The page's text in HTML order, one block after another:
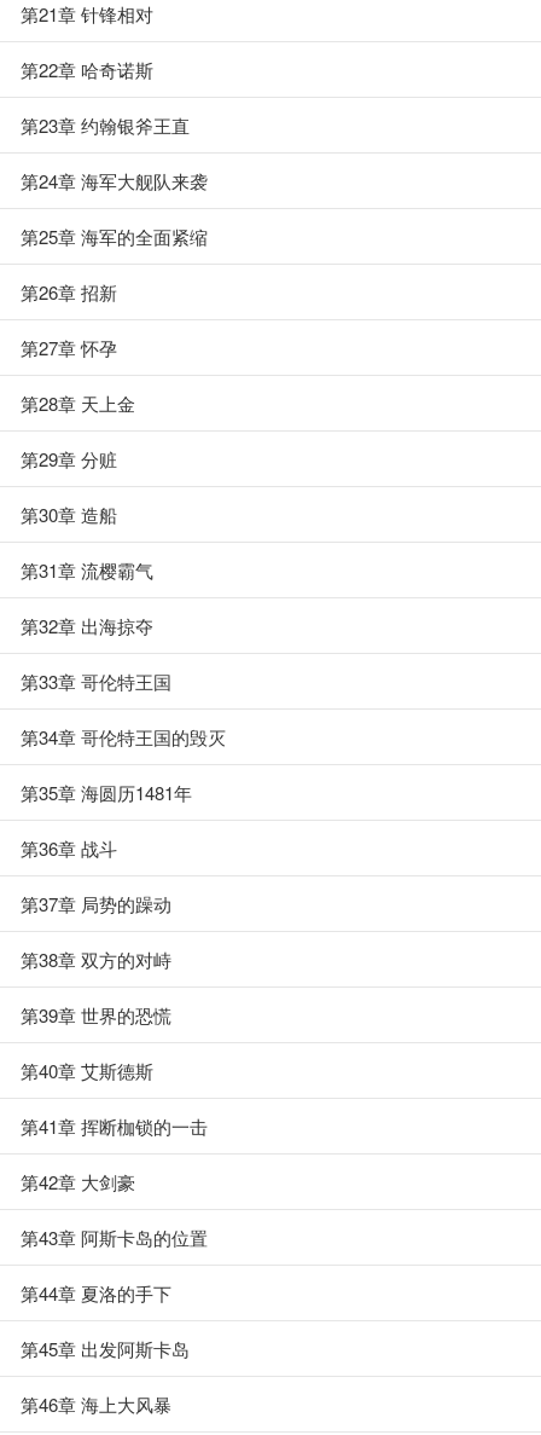
第21章 针锋相对
第22章 哈奇诺斯
第23章 约翰银斧王直
第24章 海军大舰队来袭
第25章 海军的全面紧缩
第26章 招新
第27章 怀孕
第28章 天上金
第29章 分赃
第30章 造船
第31章 流樱霸气
第32章 出海掠夺
第33章 哥伦特王国
第34章 哥伦特王国的毁灭
第35章 海圆历1481年
第36章 战斗
第37章 局势的躁动
第38章 双方的对峙
第39章 世界的恐慌
第40章 艾斯德斯
第41章 挥断枷锁的一击
第42章 大剑豪
第43章 阿斯卡岛的位置
第44章 夏洛的手下
第45章 出发阿斯卡岛
第46章 海上大风暴